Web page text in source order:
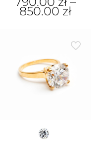
850.00 zł
wariantów.
Opcje
można
wybrać